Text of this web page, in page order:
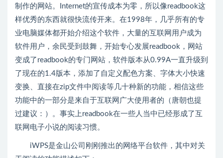
制作的网站。Internet的宣传成本为零，所以像readbook这
样优秀的东西就很快流传开来。在1998年，几乎所有的专
业电脑媒体都开始介绍这个软件，大量的互联网用户成为
软件用户，余民受到鼓舞，开始专心发展readbook，网站
变成了readbook的专门网站，软件版本从0.99A一直升级到
了现在的1.4版本，添加了自定义配色方案、字体大小快速
变换、直接在zip文件中阅读等几十种新的功能，相信这些
功能中的一部分是来自于互联网广大使用者的（唐朝也提
过建议：）。事实上readbook在一些人当中已经形成了互
联网电子小说的阅读习惯。
iWPS是金山公司刚刚推出的网络平台软件，其中对关